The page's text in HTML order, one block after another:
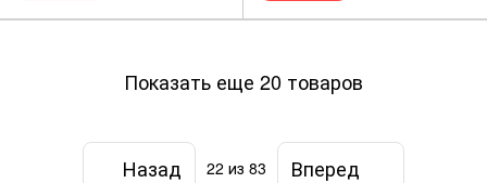
Показать еще 20 товаров
Назад 22 из 83 Вперед